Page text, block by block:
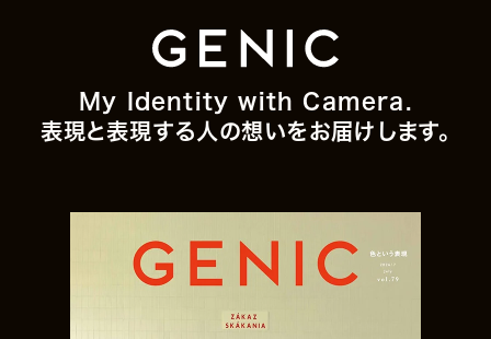
My Identity with Camera.
表現と表現する人の想いをお届けします。